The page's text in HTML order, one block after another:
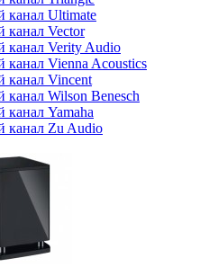
канал Ultimate
канал Vector
канал Verity Audio
канал Vienna Acoustics
канал Vincent
канал Wilson Benesch
канал Yamaha
канал Zu Audio